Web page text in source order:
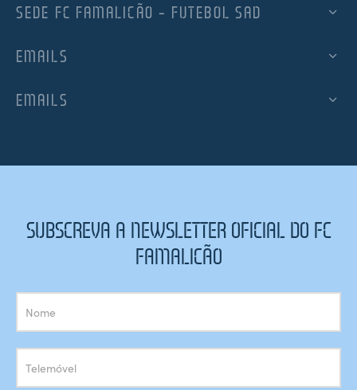
SEDE FC FAMALICÃO – FUTEBOL SAD
EMAILS
EMAILS
SUBSCREVA A NEWSLETTER OFICIAL DO FC
FAMALICÃO
Subscrição
Newsletter